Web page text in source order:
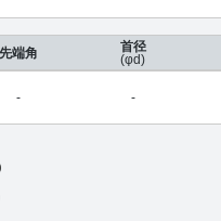
先端角
-
首径
(φd)
-